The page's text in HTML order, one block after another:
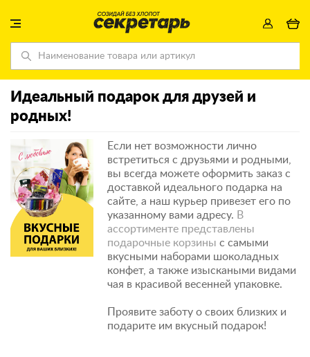
Идеальный подарок для друзей и
родных!
Если нет возможности лично
встретиться с друзьями и родными,
вы всегда можете оформить заказ с
доставкой идеального подарка на
сайте, а наш курьер привезет его по
указанному вами адресу. В
ассортименте представлены
подарочные корзины с самыми
вкусными наборами шоколадных
конфет, а также изыскаными видами
чая в красивой весенней упаковке.
Проявите заботу о своих близких и
подарите им вкусный подарок!